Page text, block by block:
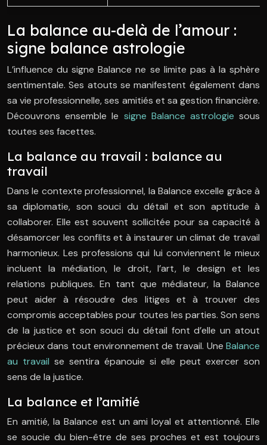
La balance au-delà de l’amour :
signe balance astrologie
L’influence du signe Balance ne se limite pas à la sphère
sentimentale. Ses atouts se manifestent également dans
sa vie professionnelle, ses amitiés et sa gestion financière.
Découvrons ensemble le signe Balance astrologie sous
toutes ses facettes.
La balance au travail : balance au
travail
Dans le contexte professionnel, la Balance excelle grâce à
sa diplomatie, son souci du détail et son aptitude à
collaborer. Elle est souvent sollicitée pour sa capacité à
désamorcer les conflits et à instaurer un climat de travail
harmonieux. Les professions qui lui conviennent le mieux
incluent la médiation, le droit, l’art, le design et les
relations publiques. En tant que médiateur, la Balance
peut aider à résoudre des litiges et à trouver des
compromis acceptables pour toutes les parties. Son sens
de la justice et son souci du détail font d’elle un atout
précieux dans tout environnement de travail. Une Balance
au travail se sentira épanouie si elle peut exercer son
sens de la justice.
La balance et l’amitié
En amitié, la Balance est un ami loyal et attentionné. Elle
se soucie du bien-être de ses proches et est toujours